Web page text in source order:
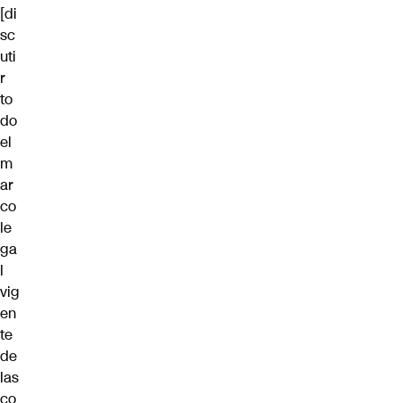
[di
sc
uti
r
to
do
el
m
ar
co
le
ga
l
vig
en
te
de
las